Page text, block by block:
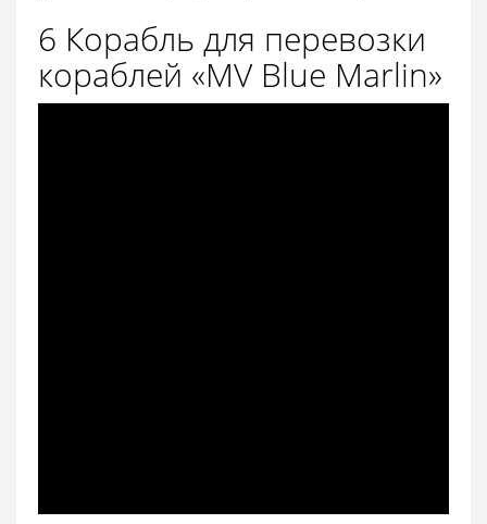
6 Корабль для перевозки
кораблей «MV Blue Marlin»